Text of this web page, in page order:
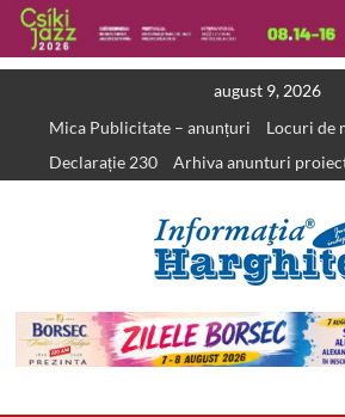
august 9, 2026
Mica Publicitate – anunțuri
Locuri de
Declarație 230
Arhiva anunturi